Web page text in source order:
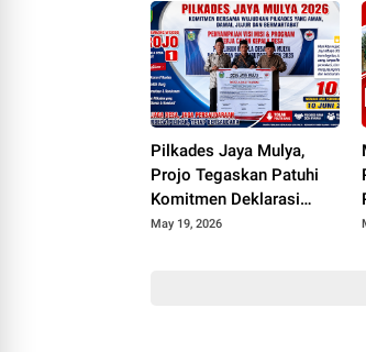
Pilkades Jaya Mulya,
Projo Tegaskan Patuhi
Komitmen Deklarasi
Damai Tanpa Politik
May 19, 2026